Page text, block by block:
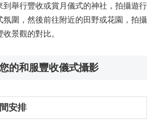
到舉行豐收或賞月儀式的神社，拍攝遊行
氛圍，然後前往附近的田野或花園，拍攝
景觀的對比。
的和服豐收儀式攝影
安排